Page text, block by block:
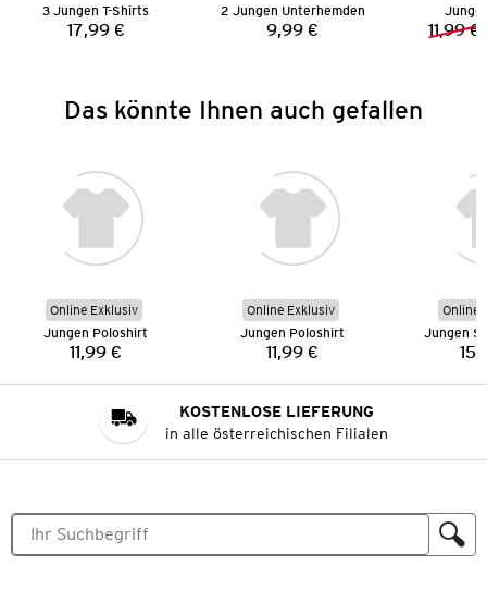
3 Jungen T-Shirts
Preis:
17,99 €
2 Jungen Unterhemden
Preis:
9,99 € 11,99 €
Das könnte Ihnen auch gefallen
Online Exklusiv
Jungen Poloshirt
Preis:
11,99 €
Online Exklusiv
Jungen Poloshirt
Preis:
11,99 €
Online
Jungen
KOSTENLOSE LIEFERUNG
in alle österreichischen Filialen